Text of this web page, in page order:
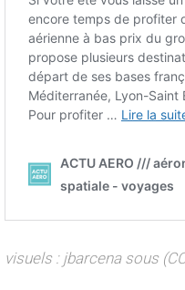
visuels : jbarcena sous